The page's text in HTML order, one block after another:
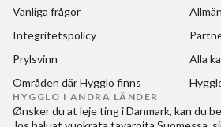
Vanliga frågor
Integritetspolicy
Prylsvinn
Alla
Områden där Hygglo finns
HYGGLO I ANDRA LÄNDER
Ønsker du at leje ting i Danmark, kan du